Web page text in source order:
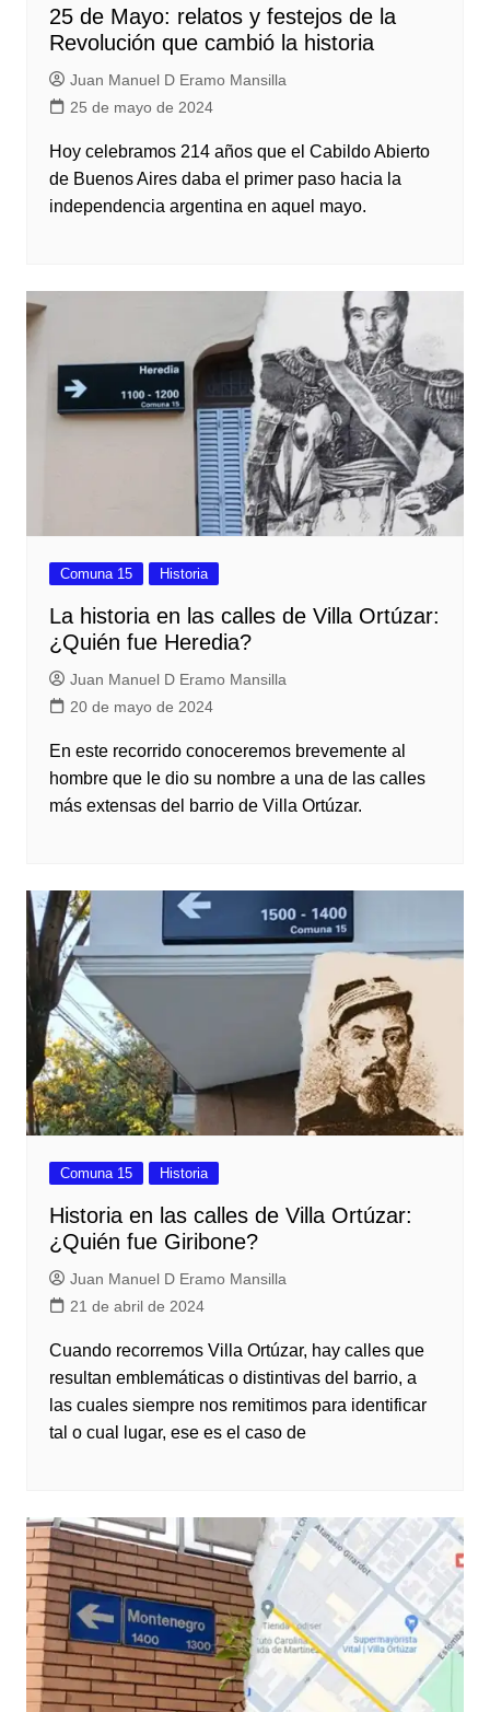
25 de Mayo: relatos y festejos de la
Revolución que cambió la historia
Juan Manuel D Eramo Mansilla
25 de mayo de 2024
Hoy celebramos 214 años que el Cabildo Abierto
de Buenos Aires daba el primer paso hacia la
independencia argentina en aquel mayo.
Comuna 15 Historia
La historia en las calles de Villa Ortúzar:
¿Quién fue Heredia?
Juan Manuel D Eramo Mansilla
20 de mayo de 2024
En este recorrido conoceremos brevemente al
hombre que le dio su nombre a una de las calles
más extensas del barrio de Villa Ortúzar.
Comuna 15 Historia
Historia en las calles de Villa Ortúzar:
¿Quién fue Giribone?
Juan Manuel D Eramo Mansilla
21 de abril de 2024
Cuando recorremos Villa Ortúzar, hay calles que
resultan emblemáticas o distintivas del barrio, a
las cuales siempre nos remitimos para identificar
tal o cual lugar, ese es el caso de